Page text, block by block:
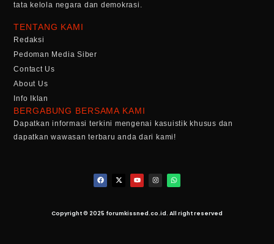
tata kelola negara dan demokrasi.
TENTANG KAMI
Redaksi
Pedoman Media Siber
Contact Us
About Us
Info Iklan
BERGABUNG BERSAMA KAMI
Dapatkan informasi terkini mengenai kasuistik khusus dan
dapatkan wawasan terbaru anda dari kami!
Copyright © 2025 forumkissned.co.id. All right reserved